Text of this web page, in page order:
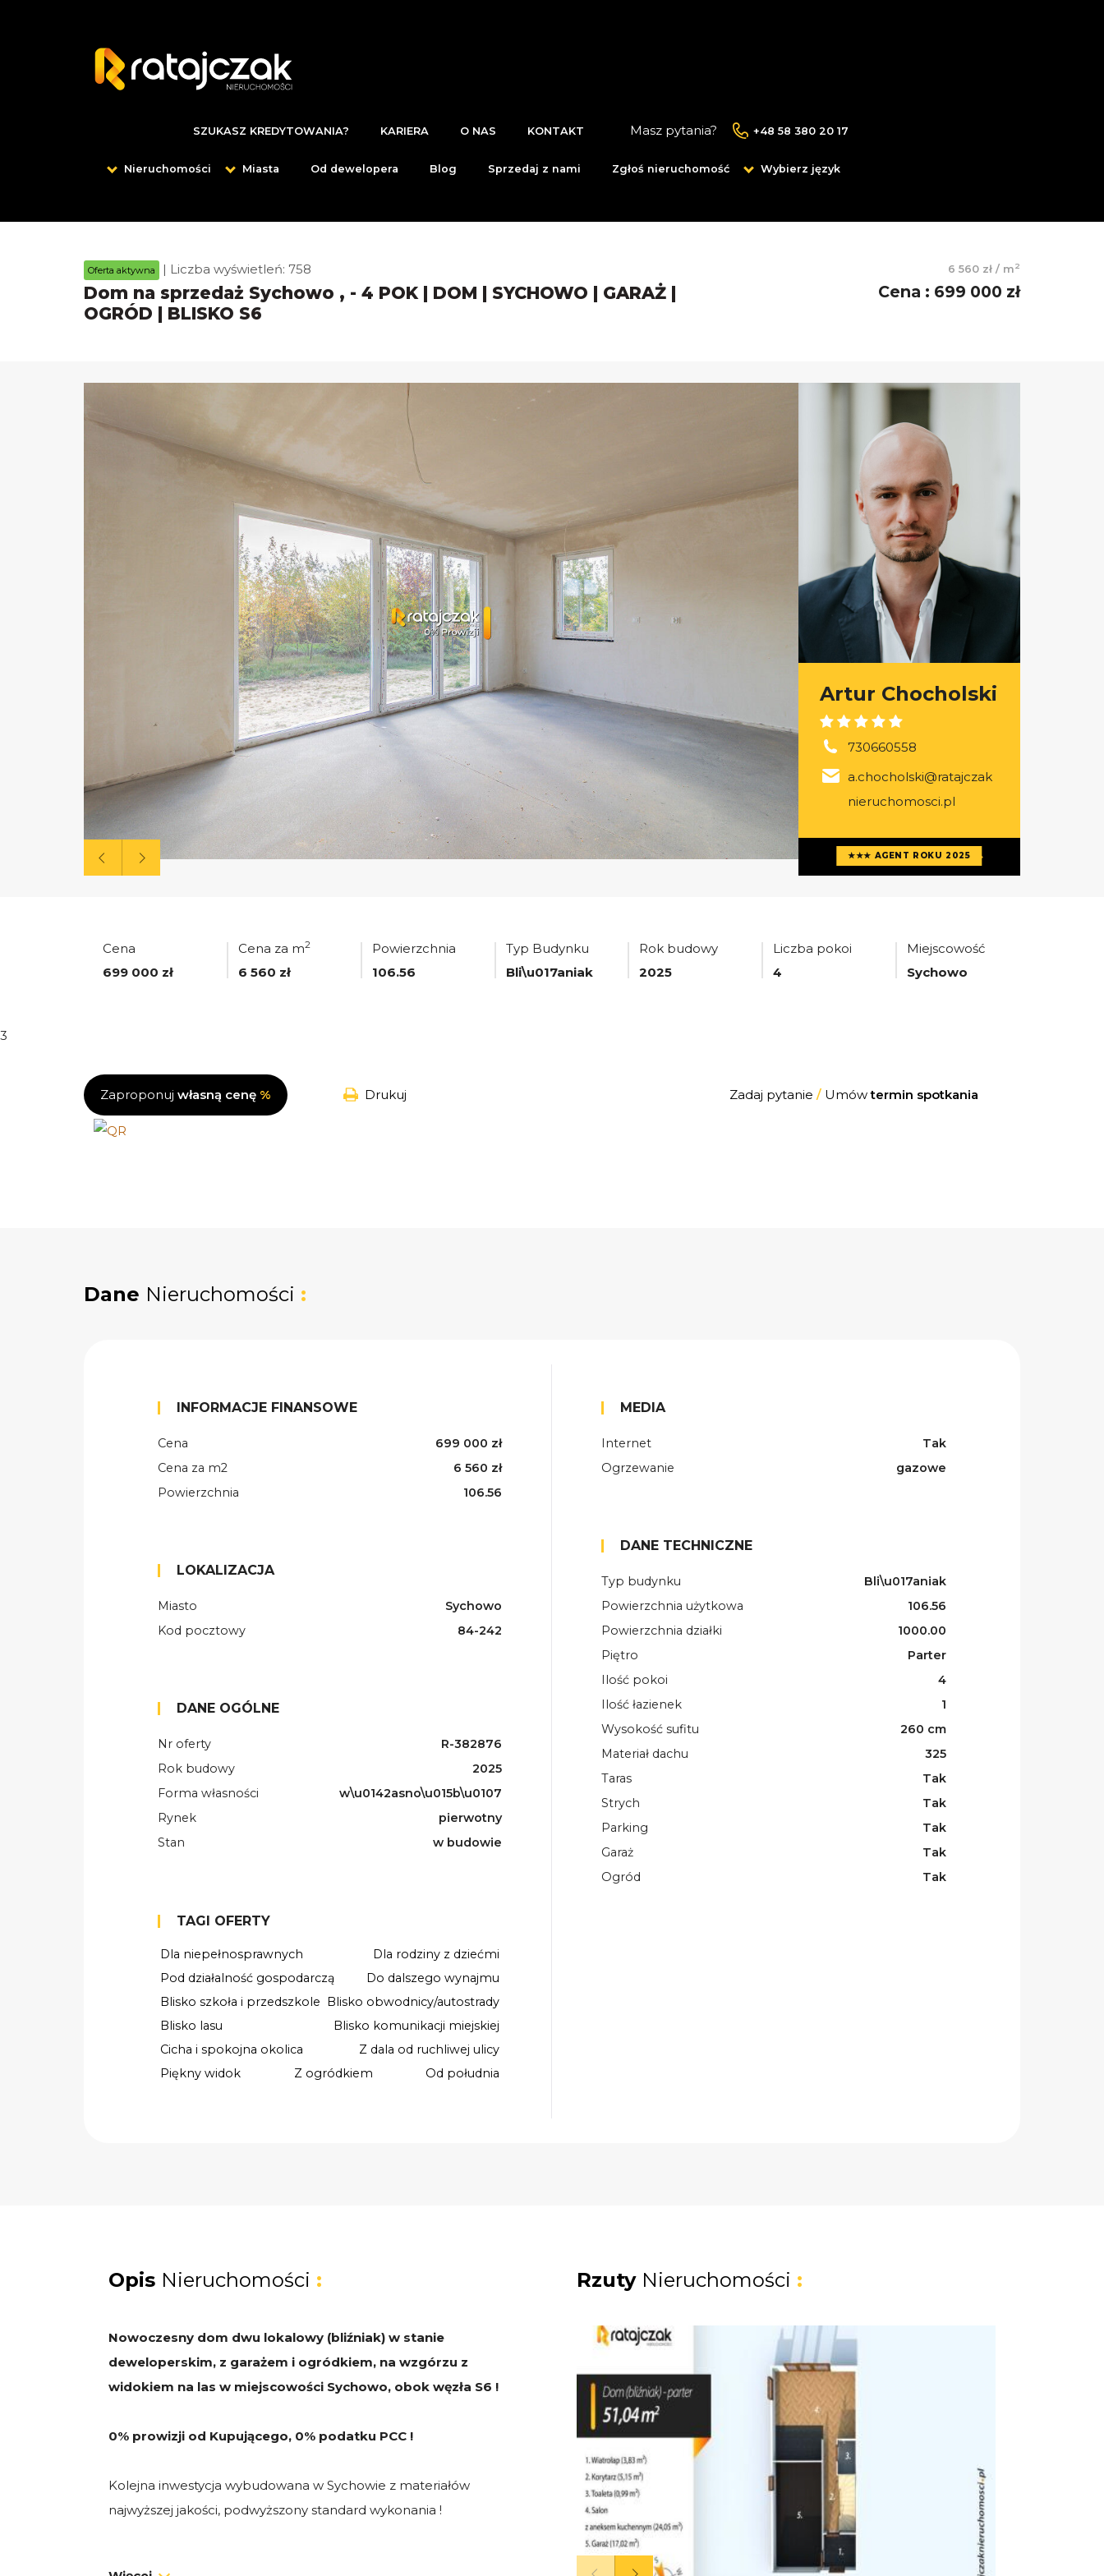
Masz pytania? +48 58 380 20 17
SZUKASZ KREDYTOWANIA? KARIERA O NAS KONTAKT
Nieruchomości Miasta Od dewelopera Blog Sprzedaj z nami Zgłoś nieruchomość Wybierz język
Oferta aktywna | Liczba wyświetleń: 758
Dom na sprzedaż Sychowo , - 4 POK | DOM | SYCHOWO | GARAŻ |
OGRÓD | BLISKO S6
6 560 zł / m2
Cena : 699 000 zł
★★★ AGENT ROKU 2025
Artur Chocholski
730660558
a.chocholski@ratajczak
nieruchomosci.pl
Więcej ofertagenta
Cena
699 000 zł
Cena za m2
6 560 zł
Powierzchnia
106.56
Typ Budynku
Bli\u017aniak
Rok budowy
2025
Liczba pokoi
4
Miejscowość
Sychowo
3
Zaproponuj własną cenę % Drukuj Zadaj pytanie / Umówtermin spotkania
Dane Nieruchomości :
INFORMACJE FINANSOWE
Cena
699 000 zł
Cena za m2
6 560 zł
Powierzchnia
106.56
LOKALIZACJA
Miasto
Sychowo
Kod pocztowy
84-242
DANE OGÓLNE
Nr oferty
R-382876
Rok budowy
2025
Forma własności
w\u0142asno\u015b\u0107
Rynek
pierwotny
Stan
w budowie
TAGI OFERTY
Dla niepełnosprawnych
Dla rodziny z dziećmi
Pod działalność gospodarczą
Do dalszego wynajmu
Blisko szkoła i przedszkole Blisko obwodnicy/autostrady
Blisko lasu
Blisko komunikacji miejskiej
Cicha i spokojna okolica
Z dala od ruchliwej ulicy
Piękny widok
Z ogródkiem Od południa
MEDIA
Internet
Tak
Ogrzewanie
gazowe
DANE TECHNICZNE
Typ budynku
Bli\u017aniak
Powierzchnia użytkowa
106.56
Powierzchnia działki
1000.00
Piętro
Parter
Ilość pokoi
4
Ilość łazienek
1
Wysokość sufitu
260 cm
Materiał dachu
325
Taras
Tak
Strych
Tak
Parking
Tak
Garaż
Tak
Ogród
Tak
Opis Nieruchomości :
Nowoczesny dom dwu lokalowy (bliźniak) w stanie
deweloperskim, z garażem i ogródkiem, na wzgórzu z
widokiem na las w miejscowości Sychowo, obok węzła S6 !
0% prowizji od Kupującego, 0% podatku PCC !
Kolejna inwestycja wybudowana w Sychowie z materiałów
najwyższej jakości, podwyższony standard wykonania !
Rzuty Nieruchomości :